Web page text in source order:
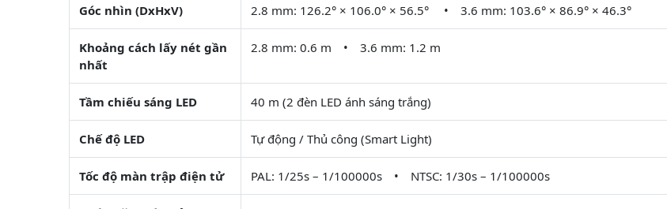
Góc nhìn (DxHxV) 2.8 mm: 126.2° × 106.0° × 56.5° • 3.6 mm: 103.6° × 86.9° × 46.3°
Khoảng cách lấy nét gần
nhất
2.8 mm: 0.6 m • 3.6 mm: 1.2 m
Tầm chiếu sáng LED 40 m (2 đèn LED ánh sáng trắng)
Chế độ LED Tự động / Thủ công (Smart Light)
Tốc độ màn trập điện tử PAL: 1/25s – 1/100000s • NTSC: 1/30s – 1/100000s